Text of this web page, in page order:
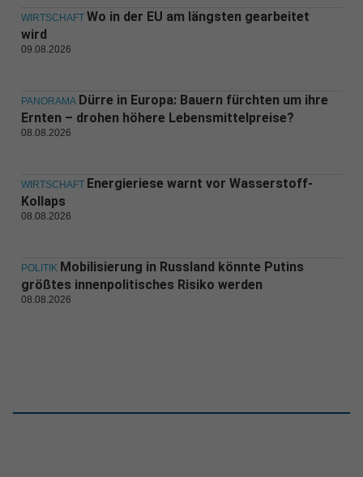
WIRTSCHAFT Wo in der EU am längsten gearbeitet
wird
09.08.2026
PANORAMA Dürre in Europa: Bauern fürchten um ihre
Ernten – drohen höhere Lebensmittelpreise?
08.08.2026
WIRTSCHAFT Energieriese warnt vor Wasserstoff-
Kollaps
08.08.2026
POLITIK Mobilisierung in Russland könnte Putins
größtes innenpolitisches Risiko werden
08.08.2026